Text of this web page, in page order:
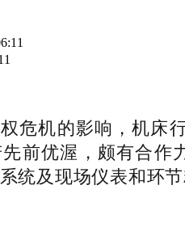
机的影响，机床行
前优渥，颇有合作
统及现场仪表和环